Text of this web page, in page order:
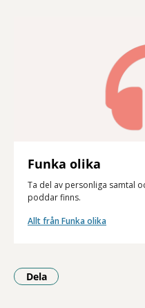
Funka olika
Ta del av personliga samtal
poddar finns.
Allt från Funka olika
Dela
- Klicka för att öppna